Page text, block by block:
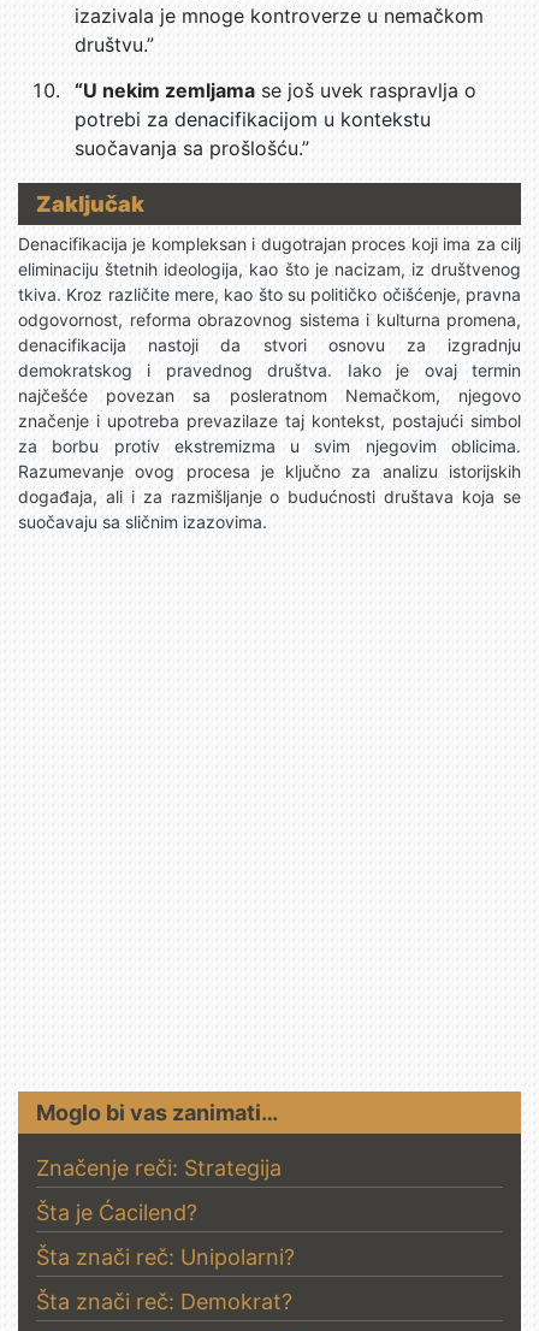
izazivala je mnoge kontroverze u nemačkom
društvu.”
“U nekim zemljamase još uvek raspravlja o
potrebi za denacifikacijom u kontekstu
suočavanja sa prošlošću.”
Zaključak
Denacifikacija je kompleksan i dugotrajan proces koji ima za cilj
eliminaciju štetnih ideologija, kao što je nacizam, iz društvenog
tkiva. Kroz različite mere, kao što su političko očišćenje, pravna
odgovornost, reforma obrazovnog sistema i kulturna promena,
denacifikacija nastoji da stvori osnovu za izgradnju
demokratskog i pravednog društva. Iako je ovaj termin
najčešće povezan sa posleratnom Nemačkom, njegovo
značenje i upotreba prevazilaze taj kontekst, postajući simbol
za borbu protiv ekstremizma u svim njegovim oblicima.
Razumevanje ovog procesa je ključno za analizu istorijskih
događaja, ali i za razmišljanje o budućnosti društava koja se
suočavaju sa sličnim izazovima.
Moglo bi vas zanimati…
Značenje reči: Strategija
Šta je Ćacilend?
Šta znači reč: Unipolarni?
Šta znači reč: Demokrat?